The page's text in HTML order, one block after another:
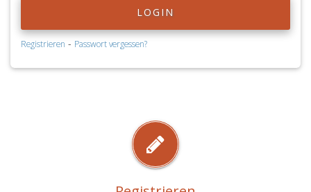
LOGIN
Registrieren - Passwort vergessen?